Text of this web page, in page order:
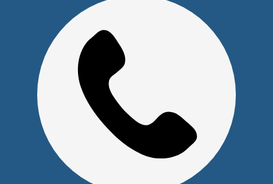
Наши контакты
+7 (391) 291-30-30 info@s-pl.ru
ул. Алексеева, 41